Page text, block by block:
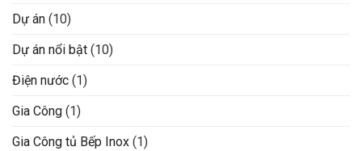
Dự án (10)
Dự án nổi bật (10)
Điện nước (1)
Gia Công (1)
Gia Công tủ Bếp Inox (1)